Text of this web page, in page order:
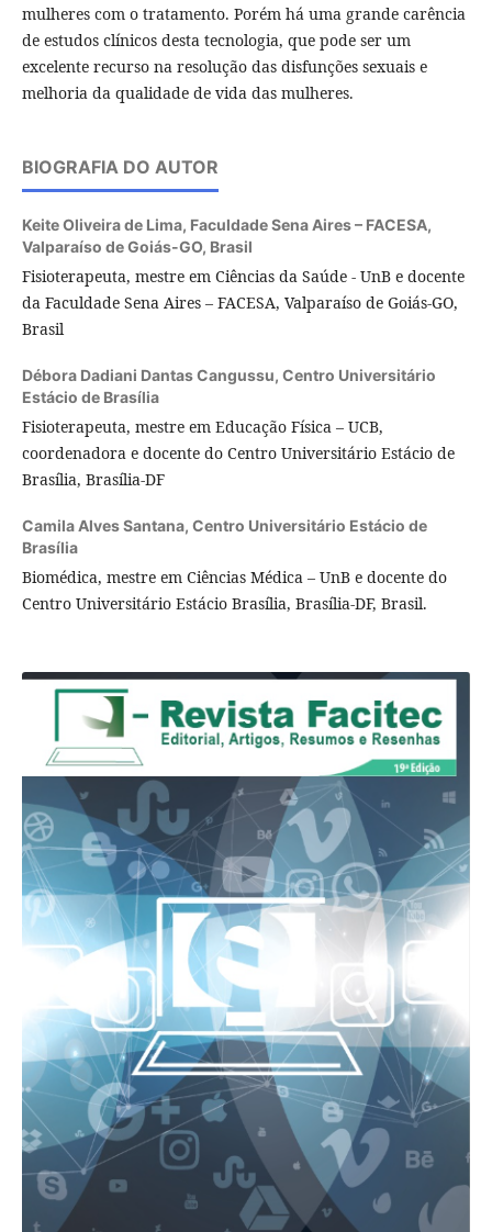
mulheres com o tratamento. Porém há uma grande carência
de estudos clínicos desta tecnologia, que pode ser um
excelente recurso na resolução das disfunções sexuais e
melhoria da qualidade de vida das mulheres.
BIOGRAFIA DO AUTOR
Keite Oliveira de Lima, Faculdade Sena Aires – FACESA,
Valparaíso de Goiás-GO, Brasil
Fisioterapeuta, mestre em Ciências da Saúde - UnB e docente
da Faculdade Sena Aires – FACESA, Valparaíso de Goiás-GO,
Brasil
Débora Dadiani Dantas Cangussu, Centro Universitário
Estácio de Brasília
Fisioterapeuta, mestre em Educação Física – UCB,
coordenadora e docente do Centro Universitário Estácio de
Brasília, Brasília-DF
Camila Alves Santana, Centro Universitário Estácio de
Brasília
Biomédica, mestre em Ciências Médica – UnB e docente do
Centro Universitário Estácio Brasília, Brasília-DF, Brasil.